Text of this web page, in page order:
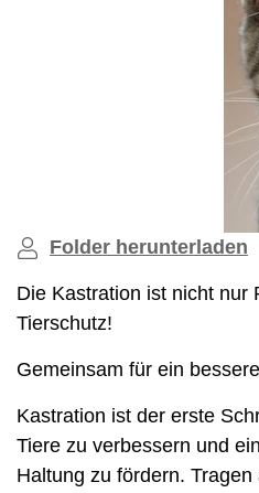
Folder herunterladen
Die Kastration ist nicht nur
Tierschutz!
Gemeinsam für ein
Kastration ist der erste
Tiere zu verbessern und
Haltung zu fördern.